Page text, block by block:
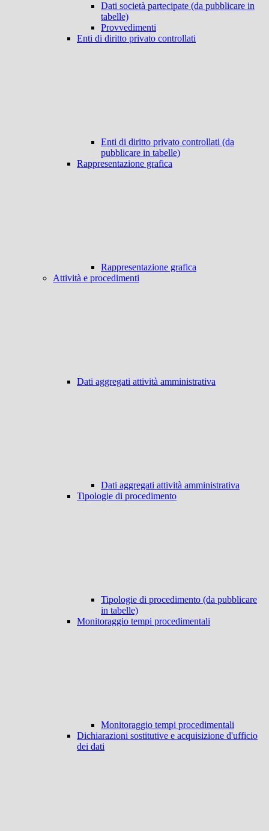
Dati società partecipate (da pubblicare in
tabelle)
Provvedimenti
Enti di diritto privato controllati
Enti di diritto privato controllati (da
pubblicare in tabelle)
Rappresentazione grafica
Rappresentazione grafica
Attività e procedimenti
Dati aggregati attività amministrativa
Dati aggregati attività amministrativa
Tipologie di procedimento
Tipologie di procedimento (da pubblicare
in tabelle)
Monitoraggio tempi procedimentali
Monitoraggio tempi procedimentali
Dichiarazioni sostitutive e acquisizione d'ufficio
dei dati